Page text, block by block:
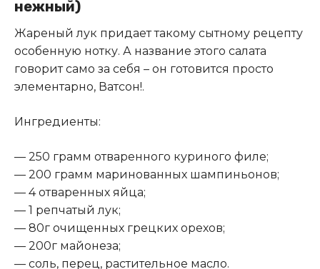
нежный)
Жареный лук придает такому сытному рецепту
особенную нотку. А название этого салата
говорит само за себя – он готовится просто
элементарно, Ватсон!.
Ингредиенты:
— 250 грамм отваренного куриного филе;
— 200 грамм маринованных шампиньонов;
— 4 отваренных яйца;
— 1 репчатый лук;
— 80г очищенных грецких орехов;
— 200г майонеза;
— соль, перец, растительное масло.